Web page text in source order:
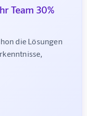
Team 30%
die Lösungen